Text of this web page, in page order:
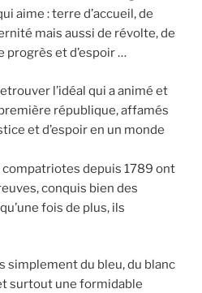
aime : terre d’accueil, de
mais aussi de révolte, de
progrès et d’espoir …
l’idéal qui a animé et
république, affamés
et d’espoir en un monde
compatriotes depuis 1789 ont
conquis bien des
fois de plus, ils
simplement du bleu, du blanc
surtout une formidable